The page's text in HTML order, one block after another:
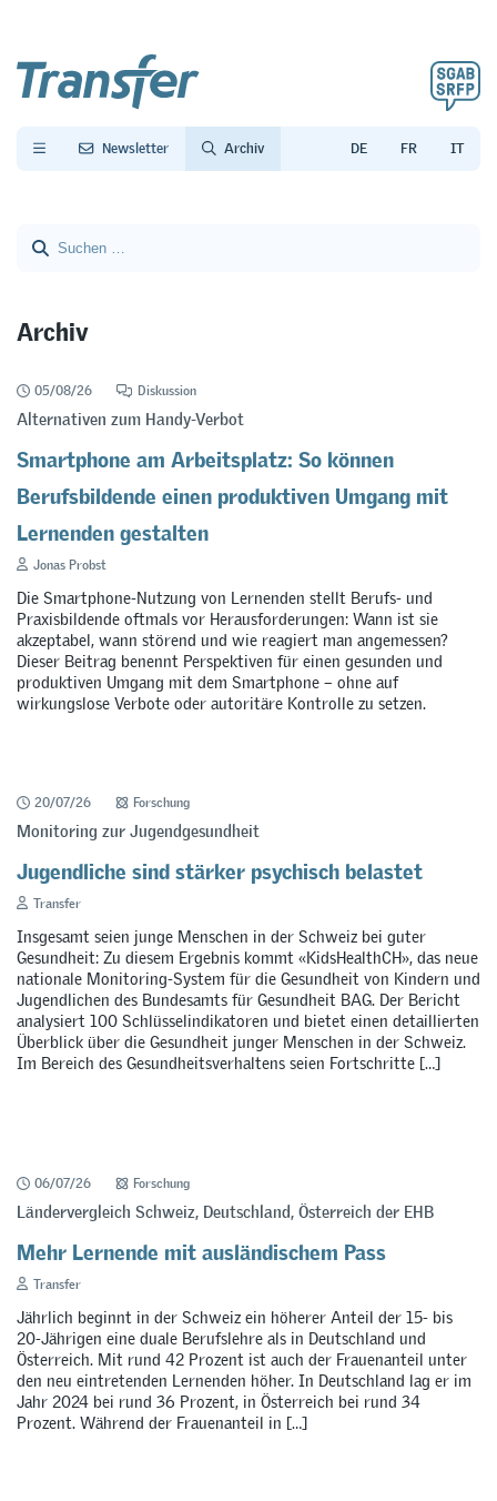
Newsletter Archiv
Archiv
Leider entspricht keiner der Beiträge Ihren Kriterien.
05/08/26 Diskussion
Alternativen zum Handy-Verbot
Smartphone am Arbeitsplatz: So können
Berufsbildende einen produktiven Umgang mit
Lernenden gestalten
Jonas Probst
Die Smartphone-Nutzung von Lernenden stellt Berufs- und
Praxisbildende oftmals vor Herausforderungen: Wann ist sie
akzeptabel, wann störend und wie reagiert man angemessen?
Dieser Beitrag benennt Perspektiven für einen gesunden und
produktiven Umgang mit dem Smartphone – ohne auf
wirkungslose Verbote oder autoritäre Kontrolle zu setzen.
20/07/26 Forschung
Monitoring zur Jugendgesundheit
Jugendliche sind stärker psychisch belastet
Transfer
Insgesamt seien junge Menschen in der Schweiz bei guter
Gesundheit: Zu diesem Ergebnis kommt «KidsHealthCH», das neue
nationale Monitoring-System für die Gesundheit von Kindern und
Jugendlichen des Bundesamts für Gesundheit BAG. Der Bericht
analysiert 100 Schlüsselindikatoren und bietet einen detaillierten
Überblick über die Gesundheit junger Menschen in der Schweiz.
Im Bereich des Gesundheitsverhaltens seien Fortschritte […]
06/07/26 Forschung
Ländervergleich Schweiz, Deutschland, Österreich der EHB
Mehr Lernende mit ausländischem Pass
Transfer
Jährlich beginnt in der Schweiz ein höherer Anteil der 15- bis
20-Jährigen eine duale Berufslehre als in Deutschland und
Österreich. Mit rund 42 Prozent ist auch der Frauenanteil unter
den neu eintretenden Lernenden höher. In Deutschland lag er im
Jahr 2024 bei rund 36 Prozent, in Österreich bei rund 34
Prozent. Während der Frauenanteil in […]